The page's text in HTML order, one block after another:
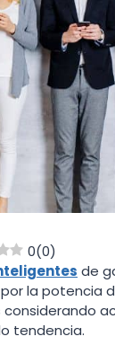
0(0)
de
la potencia
tendencia.